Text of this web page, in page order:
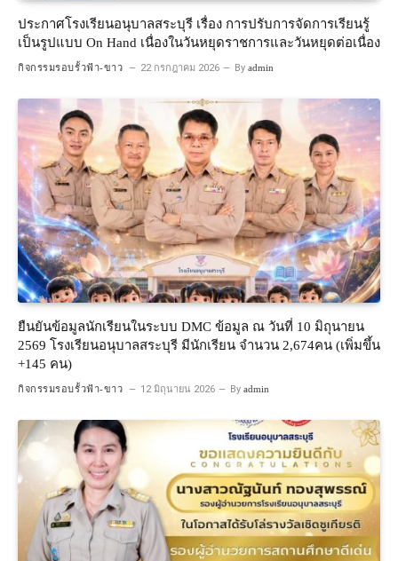
ประกาศโรงเรียนอนุบาลสระบุรี เรื่อง การปรับการจัดการเรียนรู้
เป็นรูปแบบ On Hand เนื่องในวันหยุดราชการและวันหยุดต่อเนื่อง
กิจกรรมรอบรั้วฟ้า-ขาว 22 กรกฎาคม 2026 By admin
ยืนยันข้อมูลนักเรียนในระบบ DMC ข้อมูล ณ วันที่ 10 มิถุนายน
2569 โรงเรียนอนุบาลสระบุรี มีนักเรียน จำนวน 2,674คน (เพิ่มขึ้น
+145 คน)
กิจกรรมรอบรั้วฟ้า-ขาว 12 มิถุนายน 2026 By admin